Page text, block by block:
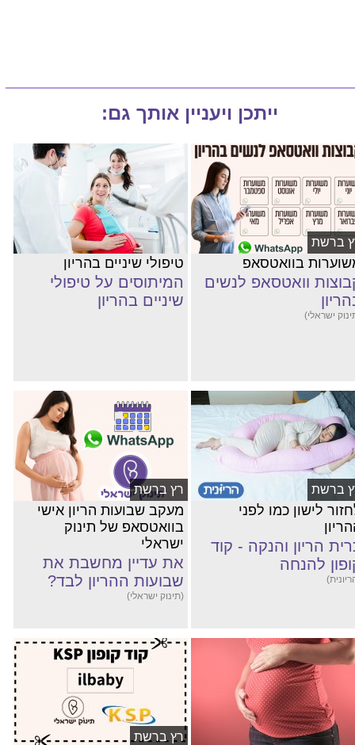
ייתכן ויעניין אותך גם:
ברשת
בוואטסאפ
וואטסאפ לנשים
ישראלי)
טיפולי שיניים בהריון
המיתוסים על טיפולי
שיניים בהריון
ברשת
לישון כמו לפני
הריון והנקה - קוד
להנחה
רץ ברשת
מעקב שבועות הריון אישי
בוואטסאפ של תינוק
ישראלי
את עדיין מחשבת את
שבועות ההריון לבד?
(תינוק ישראלי)
רץ ברשת